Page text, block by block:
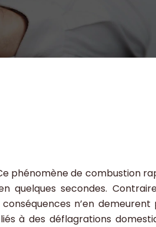
phénomène de combustion
quelques secondes.
n’en
à des déflagrations